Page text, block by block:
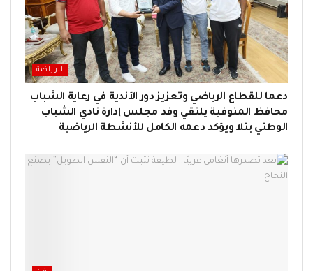
الرياضة
دعما للقطاع الرياضي وتعزيز دور الأندية في رعاية الشباب
محافظ المنوفية يلتقي وفد مجلس إدارة نادي الشباب
الوطني بتلا ويؤكد دعمه الكامل للأنشطة الرياضية